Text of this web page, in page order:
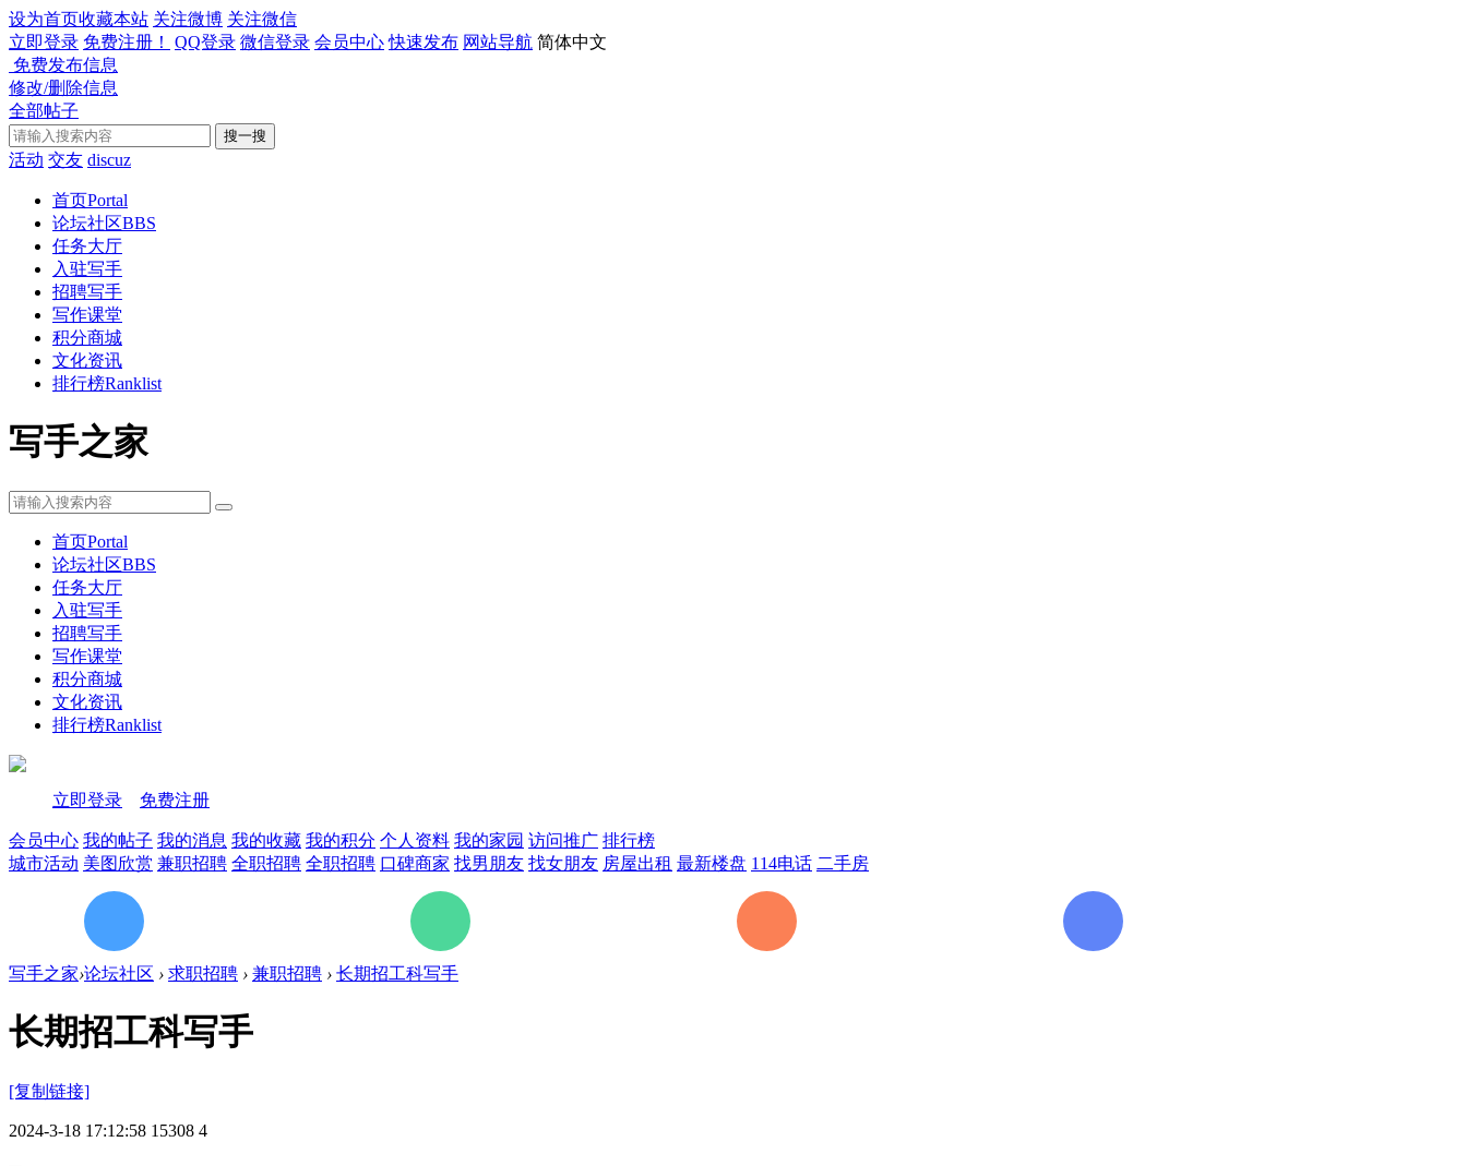
设为首页收藏本站 关注微博 关注微信
立即登录 免费注册！ QQ登录 微信登录 会员中心 快速发布 网站导航 简体中文
免费发布信息
修改/删除信息
全部帖子
搜一搜
活动 交友 discuz
首页Portal
论坛社区BBS
任务大厅
入驻写手
招聘写手
写作课堂
积分商城
文化资讯
排行榜Ranklist
写手之家
首页Portal
论坛社区BBS
任务大厅
入驻写手
招聘写手
写作课堂
积分商城
文化资讯
排行榜Ranklist
立即登录 免费注册
会员中心 我的帖子 我的消息 我的收藏 我的积分 个人资料 我的家园 访问推广 排行榜
城市活动 美图欣赏 兼职招聘 全职招聘 全职招聘 口碑商家 找男朋友 找女朋友 房屋出租 最新楼盘 114电话 二手房
自媒体约稿 出版约稿
征文约稿
直播短视频
企业约稿
写手之家›论坛社区 › 求职招聘 › 兼职招聘 › 长期招工科写手
长期招工科写手
[复制链接]
2024-3-18 17:12:58 15308 4